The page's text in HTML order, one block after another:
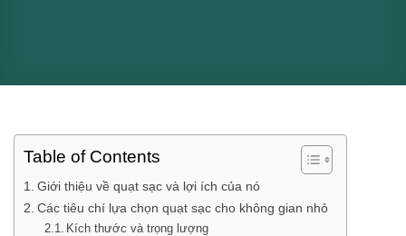
Table of Contents
Giới thiệu về quạt sạc và lợi ích của nó
Các tiêu chí lựa chọn quạt sạc cho không gian nhỏ
Kích thước và trọng lượng